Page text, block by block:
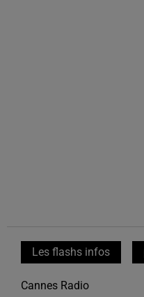
Les flashs infos
Cannes Radio